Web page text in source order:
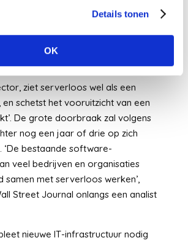
Details tonen
OK
Forrester Research stelde in
gewerkt. Gartner, een van de
ziet serverloos wel als een
schetst het vooruitzicht van een
De grote doorbraak zal volgens
nog een jaar of drie op zich
‘De bestaande software-
veel bedrijven en organisaties
samen met serverloos werken’,
Street Journal onlangs een analist
nieuwe IT-infrastructuur nodig